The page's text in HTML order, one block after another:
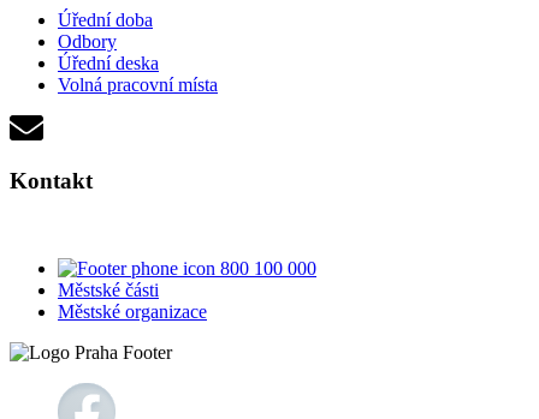
Úřední doba
Odbory
Úřední deska
Volná pracovní místa
Kontakt
800 100 000
Městské části
Městské organizace